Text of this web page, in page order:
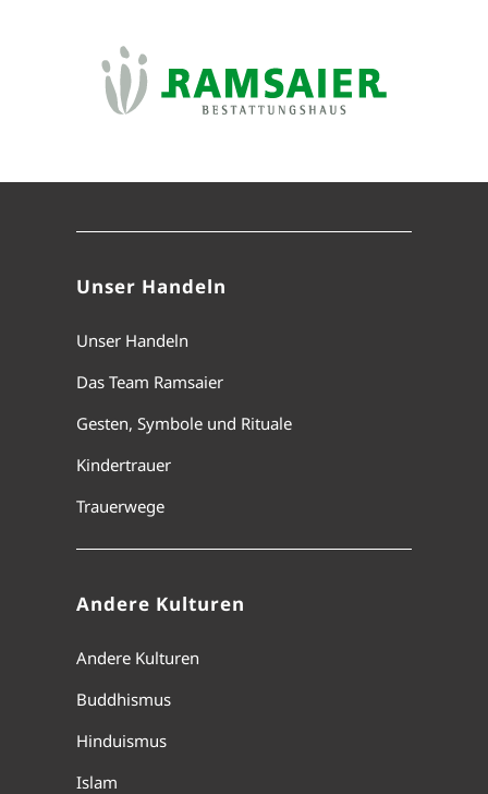
Unser Handeln
Unser Handeln
Das Team Ramsaier
Gesten, Symbole und Rituale
Kindertrauer
Trauerwege
Andere Kulturen
Andere Kulturen
Buddhismus
Hinduismus
Islam